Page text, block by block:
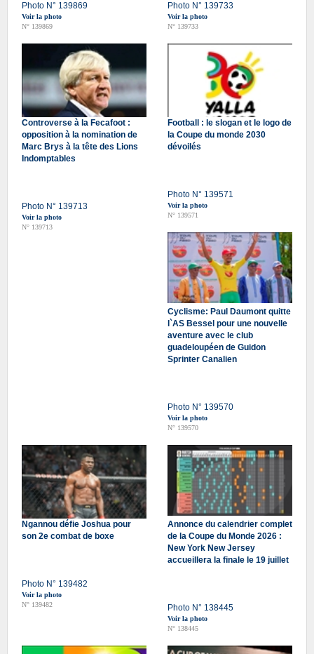
Photo N° 139869
Voir la photo
N° 139869
Photo N° 139733
Voir la photo
N° 139733
Controverse à la Fecafoot :
opposition à la nomination de
Marc Brys à la tête des Lions
Indomptables
Photo N° 139713
Voir la photo
N° 139713
Football : le slogan et le logo de
la Coupe du monde 2030
dévoilés
Photo N° 139571
Voir la photo
N° 139571
Cyclisme: Paul Daumont quitte
l`AS Bessel pour une nouvelle
aventure avec le club
guadeloupéen de Guidon
Sprinter Canalien
Photo N° 139570
Voir la photo
N° 139570
Ngannou défie Joshua pour
son 2e combat de boxe
Photo N° 139482
Voir la photo
N° 139482
Annonce du calendrier complet
de la Coupe du Monde 2026 :
New York New Jersey
accueillera la finale le 19 juillet
Photo N° 138445
Voir la photo
N° 138445